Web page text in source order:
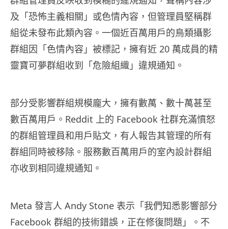
及「恐怖主義相關」或色情內容，但管理員堅稱群
組從未發布此類內容。一個近百萬用戶的鳥類攝影
群組因「色情內容」被標記，擁有近 20 萬成員的精
靈寶可夢群組收到「危險組織」違規通知。
部分受影響群組規模龐大，擁有數萬、數十萬甚至
數百萬用戶。Reddit 上的 Facebook 社群充滿憤怒
的群組管理員和用戶貼文，有人報告其管理的所有
群組同時被移除。服務數百萬用戶的室內設計群組
亦收到相同違規通知。
Meta 發言人 Andy Stone 表示「我們知悉影響部分
Facebook 群組的技術錯誤，正在修復問題」。不